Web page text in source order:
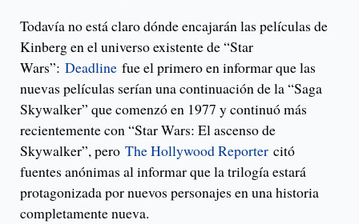
Todavía no está claro dónde encajarán las películas de
Kinberg en el universo existente de “Star
Wars”: Deadline fue el primero en informar que las
nuevas películas serían una continuación de la “Saga
Skywalker” que comenzó en 1977 y continuó más
recientemente con “Star Wars: El ascenso de
Skywalker”, pero The Hollywood Reporter citó
fuentes anónimas al informar que la trilogía estará
protagonizada por nuevos personajes en una historia
completamente nueva.